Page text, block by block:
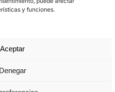
y funciones.
Aceptar
Denegar